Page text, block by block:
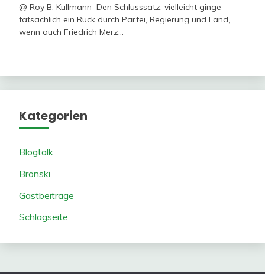
@ Roy B. Kullmann Den Schlusssatz, vielleicht ginge
tatsächlich ein Ruck durch Partei, Regierung und Land,
wenn auch Friedrich Merz…
Kategorien
Blogtalk
Bronski
Gastbeiträge
Schlagseite